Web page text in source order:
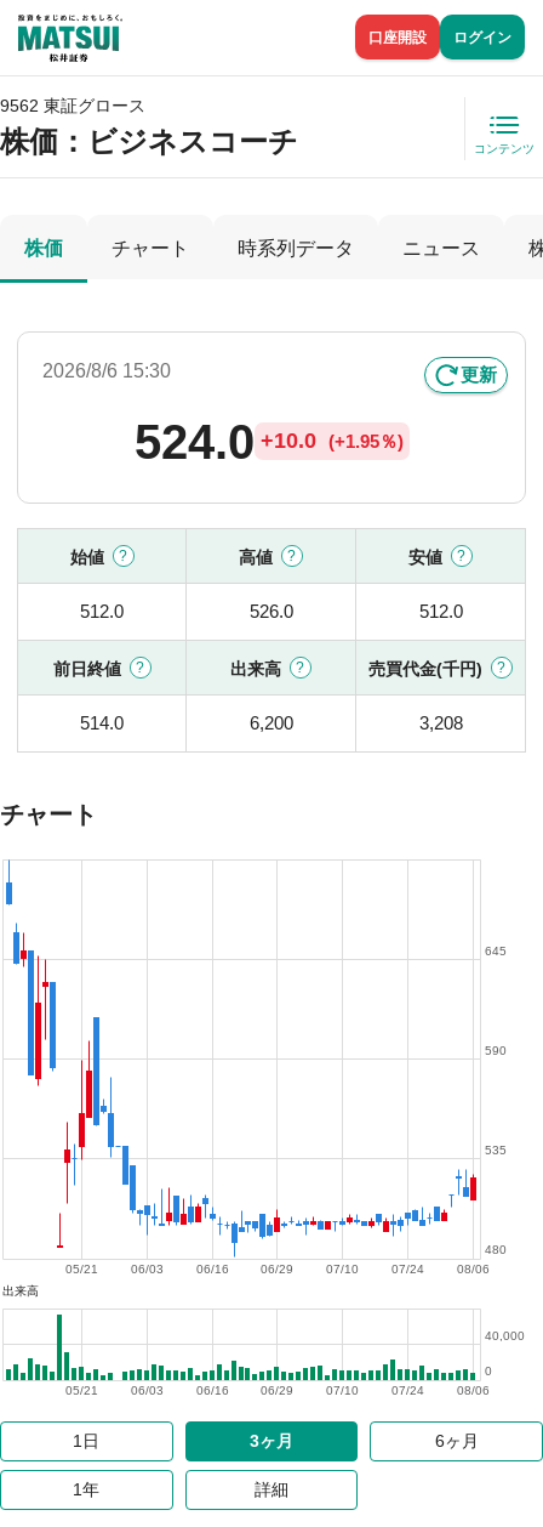
口座開設 ログイン
9562 東証グロース
株価 ：ビジネスコーチ コンテンツ
株価 チャート 時系列データ ニュース
2026/8/6 15:30 更新
524.0 +10.0 (+1.95％)
始値 高値 安値
512.0 526.0 512.0
前日終値 出来高 売買代金(千円)
514.0 6,200 3,208
チャート
08/06
07/24
07/10
06/29
06/16
06/03
05/21
480
535
590
645
出来高
08/06
07/24
07/10
06/29
06/16
06/03
05/21
0
40,000
1日 3ヶ月 6ヶ月
1年 詳細